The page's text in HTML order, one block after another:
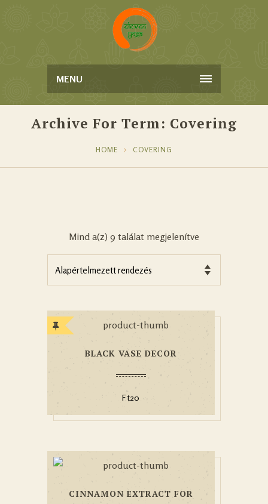
MENU
Archive For Term: Covering
HOME COVERING
Mind a(z) 9 találat megjelenítve
BLACK VASE DECOR
Ft20
CINNAMON EXTRACT FOR